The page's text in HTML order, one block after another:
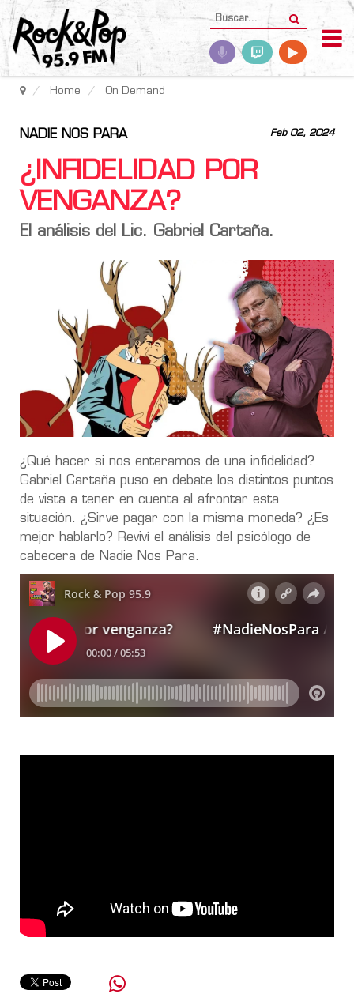
Home On Demand
Feb 02, 2024
NADIE NOS PARA
¿INFIDELIDAD POR
VENGANZA?
El análisis del Lic. Gabriel Cartaña.
¿Qué hacer si nos enteramos de una infidelidad?
Gabriel Cartaña puso en debate los distintos puntos
de vista a tener en cuenta al afrontar esta
situación. ¿Sirve pagar con la misma moneda? ¿Es
mejor hablarlo? Reviví el análisis del psicólogo de
cabecera de Nadie Nos Para.